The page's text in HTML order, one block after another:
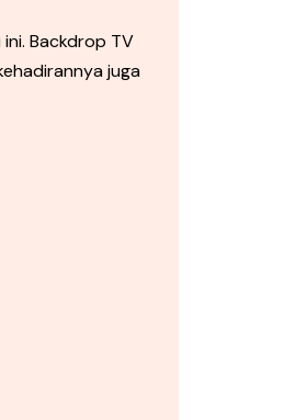
ini. Backdrop TV
juga